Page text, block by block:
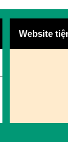
Website